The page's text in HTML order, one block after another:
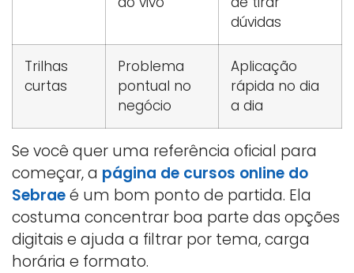
dúvidas
Trilhas
curtas
Problema
pontual no
negócio
Aplicação
rápida no dia
a dia
Se você quer uma referência oficial para
começar, a página de cursos online do
Sebraeé um bom ponto de partida. Ela
costuma concentrar boa parte das opções
digitais e ajuda a filtrar por tema, carga
horária e formato.